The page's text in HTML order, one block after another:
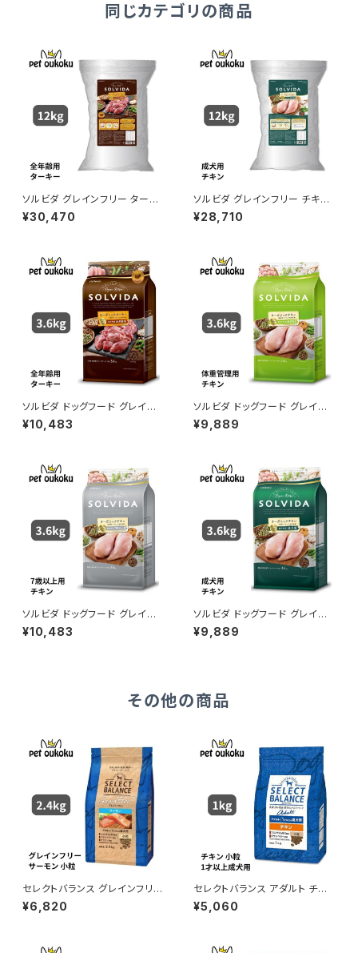
同じカテゴリの商品
ソルビダ グレインフリー ターキ
ー 室内飼育全年齢対応 12kg
4562312016156
¥30,470
ソルビダ グレインフリー チキン
室内飼育成犬用 12kg 456231
2016125
¥28,710
ソルビダ ドッグフード グレイン
フリー ターキー 室内飼育全年
齢対応 3.6kg 45623120146
¥10,483
ソルビダ ドッグフード グレイン
フリー チキン 室内飼育体重管
理用 3.6kg 4562312014596
¥9,889
ソルビダ ドッグフード グレイン
フリー チキン 室内飼育7歳以上
用 3.6kg 4562312014534
¥10,483
ソルビダ ドッグフード グレイン
フリー チキン 室内飼育成犬用
3.6kg 4562312014466
¥9,889
その他の商品
セレクトバランス グレインフリー
アダルト サーモン 小粒 1歳以上
の成犬用 2.4kg
¥6,820
セレクトバランス アダルト チキ
ン 小粒 1才以上の成犬用 3kg
¥5,060